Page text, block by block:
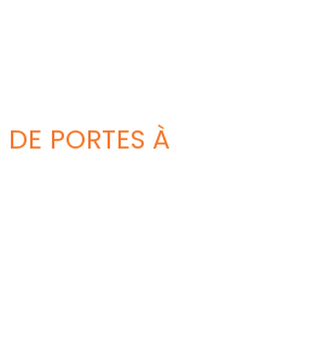
PORTES À